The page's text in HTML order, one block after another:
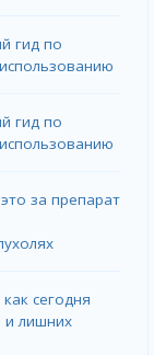
гид по
гид по
за препарат
сегодня
и лишних